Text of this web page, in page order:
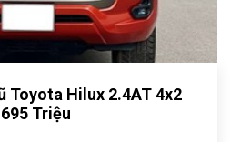
Toyota Hilux 2.4AT 4x2
Triệu